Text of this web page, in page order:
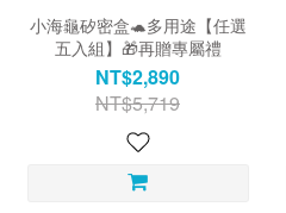
小海龜矽密盒🐢多用途【任選
五入組】🎁再贈專屬禮
NT$2,890
NT$5,719